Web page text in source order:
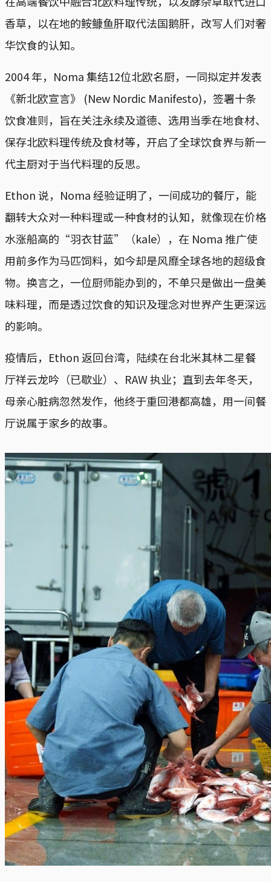
香草，以在地的𩽾𩾌鱼肝取代法国鹅肝，改写人们对奢
华饮食的认知。
2004 年，Noma 集结12位北欧名厨，一同拟定并发表
《新北欧宣言》 (New Nordic Manifesto)，签署十条
饮食准则，旨在关注永续及道德、选用当季在地食材、
保存北欧料理传统及食材等，开启了全球饮食界与新一
代主厨对于当代料理的反思。
Ethon 说，Noma 经验证明了，一间成功的餐厅，能
翻转大众对一种料理或一种食材的认知，就像现在价格
水涨船高的“羽衣甘蓝”（kale），在 Noma 推广使
用前多作为马匹饲料，如今却是风靡全球各地的超级食
物。换言之，一位厨师能办到的，不单只是做出一盘美
味料理，而是透过饮食的知识及理念对世界产生更深远
的影响。
疫情后，Ethon 返回台湾，陆续在台北米其林二星餐
厅祥云龙吟（已歇业）、RAW 执业；直到去年冬天，
母亲心脏病忽然发作，他终于重回港都高雄，用一间餐
厅说属于家乡的故事。